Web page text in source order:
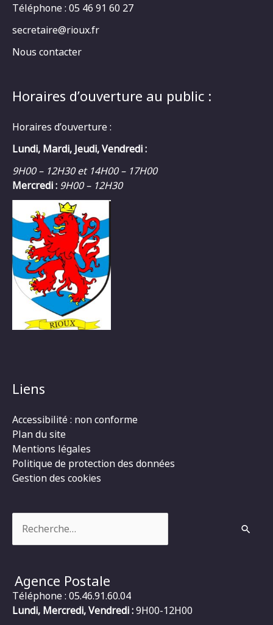
Téléphone : 05 46 91 60 27
secretaire@rioux.fr
Nous contacter
Horaires d’ouverture au public :
Horaires d’ouverture :
Lundi, Mardi, Jeudi, Vendredi :
9H00 – 12H30 et 14H00 – 17H00
Mercredi : 9H00 – 12H30
Liens
Accessibilité : non conforme
Plan du site
Mentions légales
Politique de protection des données
Gestion des cookies
Agence Postale
Téléphone : 05.46.91.60.04
Lundi, Mercredi, Vendredi :9H00-12H00